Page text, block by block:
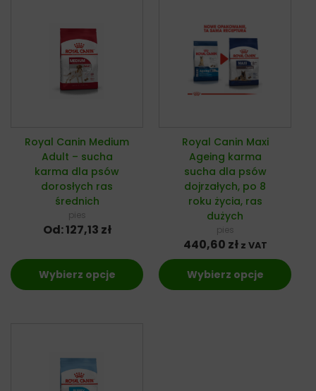
Royal Canin Medium
Adult – sucha
karma dla psów
dorosłych ras
średnich
pies
Od:127,13 zł
Wybierz opcje
Royal Canin Maxi
Ageing karma
sucha dla psów
dojrzałych, po 8
roku życia, ras
dużych
pies
440,60 zł z VAT
Wybierz opcje